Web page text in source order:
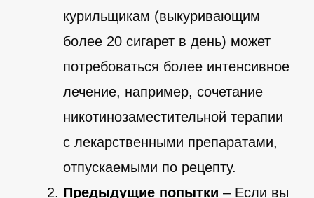
курильщикам (выкуривающим
более 20 сигарет в день) может
потребоваться более интенсивное
лечение, например, сочетание
никотинозаместительной терапии
с лекарственными препаратами,
отпускаемыми по рецепту.
Предыдущие попытки – Если вы